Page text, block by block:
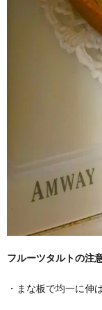
フルーツタルトの注
・まな板で均一に伸